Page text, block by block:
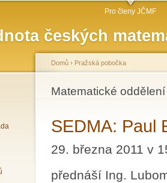
českých
Pro členy JČMF
Jste zde
Domů › Pražská pobočka
Matematické
SEDMA: Paul
29. března 2011 v
přednáší Ing.